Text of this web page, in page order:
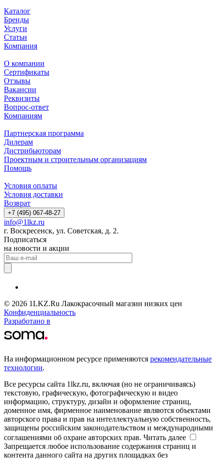
Каталог
Бренды
Услуги
Статьи
Компания
О компании
Сертификаты
Отзывы
Вакансии
Реквизиты
Вопрос-ответ
Компаниям
Партнерская программа
Дилерам
Дистрибьюторам
Проектным и строительным организациям
Помощь
Условия оплаты
Условия доставки
Возврат
+7 (495) 067-48-27
info@1lkz.ru
г. Воскресенск, ул. Советская, д. 2.
Подписаться
на новости и акции
© 2026 1LKZ.Ru Лакокрасочный магазин низких цен
Конфиденциальность
Разработано в
На информационном ресурсе применяются рекомендательные
технологии.
Все ресурсы сайта 1lkz.ru, включая (но не ограничиваясь)
текстовую, графическую, фотографическую и видео
информацию, структуру, дизайн и оформление страниц,
доменное имя, фирменное наименование являются объектами
авторского права и прав на интеллектуальную собственность,
защищены российским законодательством и международными
соглашениями об охране авторских прав. Читать далее
Запрещается любое использование содержания страниц и
контента данного сайта на других площадках без